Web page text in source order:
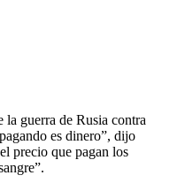
la guerra de Rusia contra
es dinero”, dijo
precio que pagan los